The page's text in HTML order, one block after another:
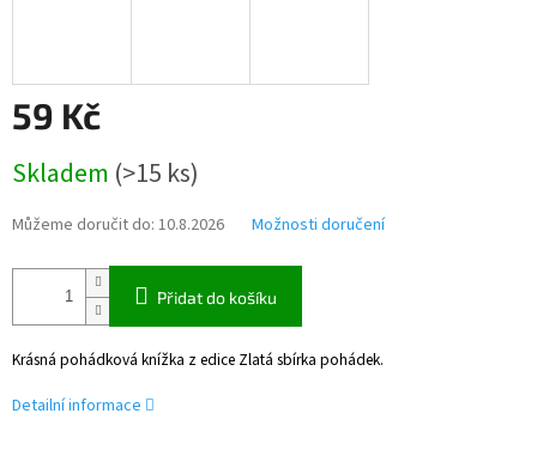
59 Kč
cena:
Skladem (>15 ks)
Můžeme doručit do: 10.8.2026 Možnosti doručení
Přidat do košíku
Krásná pohádková knížka z edice Zlatá sbírka pohádek.
Detailní informace